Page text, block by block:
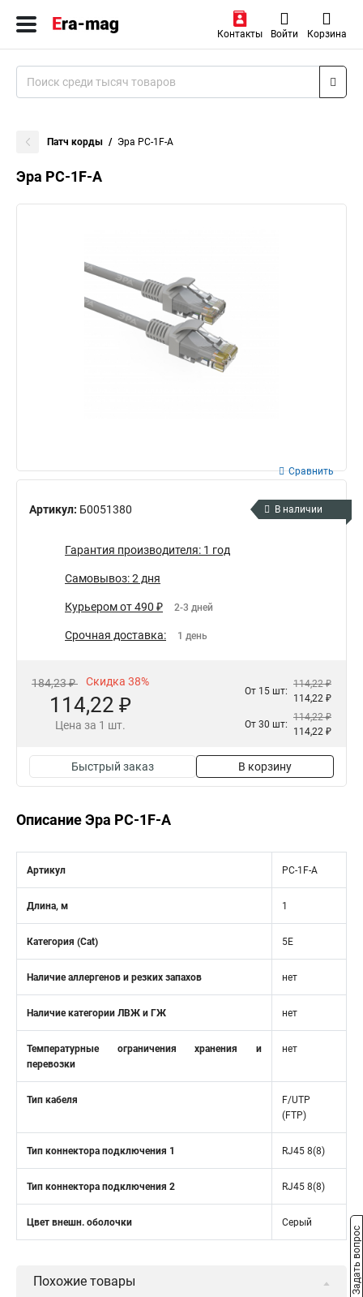
Контакты Войти Корзина
Патч корды Эра PC-1F-A
Эра PC-1F-A
Артикул: Б0051380
Сравнить
В наличии
Гарантия производителя: 1 год
Самовывоз: 2 дня
Курьером от 490 ₽ 2-3 дней
Срочная доставка: 1 день
184,23 ₽ Скидка 38%
114,22 ₽
Цена за 1 шт.
От 15 шт:
114,22 ₽
114,22 ₽
От 30 шт:
114,22 ₽
114,22 ₽
Быстрый заказ В корзину
Описание Эра PC-1F-A
Артикул PC-1F-A
Длина, м 1
Категория (Cat) 5E
Наличие аллергенов и резких запахов нет
Наличие категории ЛВЖ и ГЖ нет
Температурные ограничения хранения и
перевозки
нет
Тип кабеля
F/UTP
(FTP)
Тип коннектора подключения 1 RJ45 8(8)
Тип коннектора подключения 2 RJ45 8(8)
Цвет внешн. оболочки Серый
Похожие товары Задать вопрос